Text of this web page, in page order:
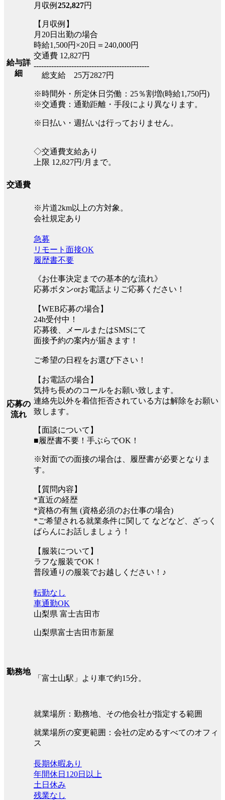
給与詳
細
月収例 252,827円
【月収例】
月20日出勤の場合
時給1,500円×20日＝240,000円
交通費 12,827円
----------------------------------------------
総支給 25万2827円
※時間外・所定休日労働：25％割増(時給1,750円)
※交通費：通勤距離・手段により異なります。
※日払い・週払いは行っておりません。
交通費
◇交通費支給あり
上限 12,827円/月まで。
※片道2km以上の方対象。
会社規定あり
応募の
流れ
急募
リモート面接OK
履歴書不要
《お仕事決定までの基本的な流れ》
応募ボタンorお電話よりご応募ください！
【WEB応募の場合】
24h受付中！
応募後、メールまたはSMSにて
面接予約の案内が届きます！
ご希望の日程をお選び下さい！
【お電話の場合】
気持ち長めのコールをお願い致します。
連絡先以外を着信拒否されている方は解除をお願い
致します。
【面談について】
■履歴書不要！手ぶらでOK！
※対面での面接の場合は、履歴書が必要となりま
す。
【質問内容】
*直近の経歴
*資格の有無 (資格必須のお仕事の場合)
*ご希望される就業条件に関して などなど、ざっく
ばらんにお話しましょう！
【服装について】
ラフな服装でOK！
普段通りの服装でお越しください！♪
勤務地
転勤なし
車通勤OK
山梨県 富士吉田市
山梨県富士吉田市新屋
「富士山駅」より車で約15分。
就業場所：勤務地、その他会社が指定する範囲
就業場所の変更範囲：会社の定めるすべてのオフィ
ス
長期休暇あり
年間休日120日以上
土日休み
残業なし